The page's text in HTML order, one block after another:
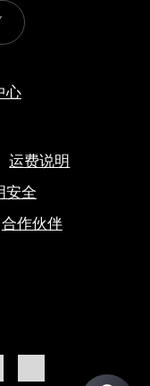
心
运费说明
安全
合作伙伴